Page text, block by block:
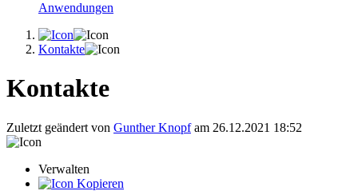
Anwendungen
Kontakte
Kontakte
Zuletzt geändert von Gunther Knopfam 26.12.2021 18:52
Verwalten
Kopieren